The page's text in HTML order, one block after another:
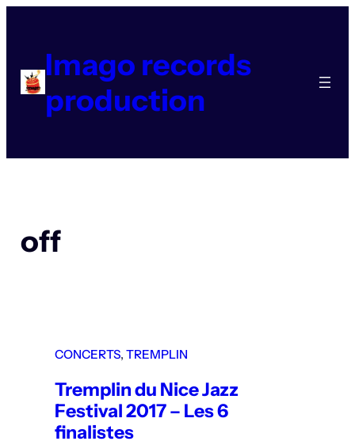
contenuImago records
production
off
CONCERTS, TREMPLIN
Tremplin du Nice Jazz
Festival 2017 – Les 6
finalistes